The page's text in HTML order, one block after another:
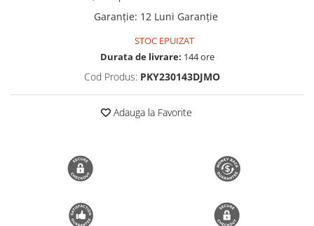
Trimmere si Fierastrae
Garanție: 12 Luni Garanție
STOC EPUIZAT
Durata de livrare: 144 ore
Cod Produs: PKY230143DJMO
Adauga la Favorite